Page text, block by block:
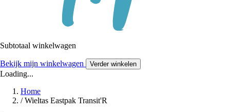
Subtotaal winkelwagen
Bekijk mijn winkelwagen Verder winkelen
Loading...
Home
/ Wieltas Eastpak Transit'R